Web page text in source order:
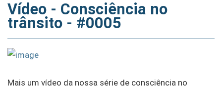
Vídeo - Consciência no
trânsito - #0005
Mais um vídeo da nossa série de consciência no